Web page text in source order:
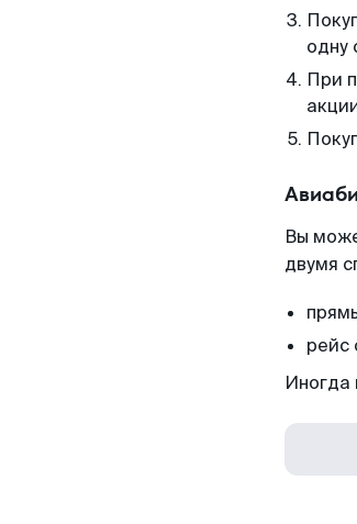
одну
При
Вы
двумя
рейс
Иногда